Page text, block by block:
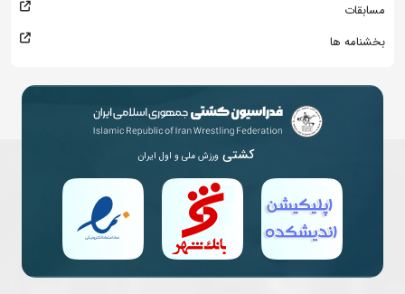
مسابقات
بخشنامه ها
کشتی ورزش ملی و اول ایران